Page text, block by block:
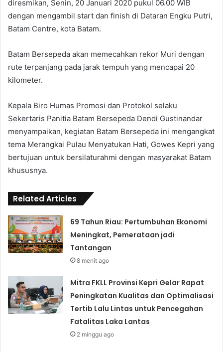
diresmikan, Senin, 20 Januari 2020 pukul 06.00 WIB
dengan mengambil start dan finish di Dataran Engku Putri,
Batam Centre, kota Batam.
Batam Bersepeda akan memecahkan rekor Muri dengan
rute terpanjang pada jarak tempuh yang mencapai 20
kilometer.
Kepala Biro Humas Promosi dan Protokol selaku
Sekertaris Panitia Batam Bersepeda Dendi Gustinandar
menyampaikan, kegiatan Batam Bersepeda ini mengangkat
tema Merangkai Pulau Menyatukan Hati, Gowes Kepri yang
bertujuan untuk bersilaturahmi dengan masyarakat Batam
khususnya.
Related Articles
69 Tahun Riau: Pertumbuhan Ekonomi
Meningkat, Pemerataan jadi
Tantangan
8 menit ago
Mitra FKLL Provinsi Kepri Gelar Rapat
Peningkatan Kualitas dan Optimalisasi
Tertib Lalu Lintas untuk Pencegahan
Fatalitas Laka Lantas
2 minggu ago